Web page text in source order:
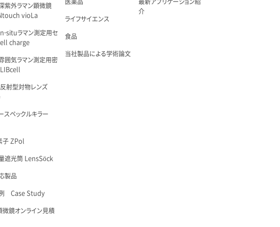
紫外ラマン顕微鏡
vioLa
situラマン測定用セ
charge
囲気ラマン測定用密
射型対物レンズ
スペックルキラー
子 ZPol
遮光筒 LensSöck
製品
Case Study
微鏡オンライン見積
医薬品
ライフサイエンス
食品
当社製品による学術論文
最新アプリケーション紹
介